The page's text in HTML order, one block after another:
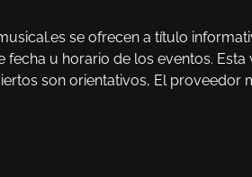
se ofrecen a título
u horario de los eventos.
son orientativos, El proveedor